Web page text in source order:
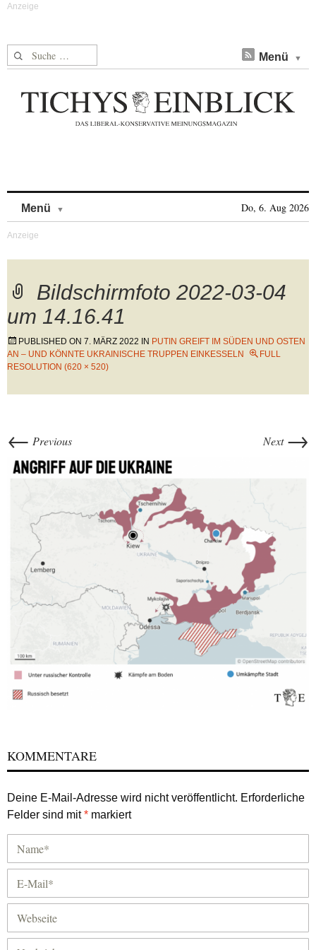
Suche nach: Menü
Menü Do, 6. Aug 2026
Bildschirmfoto 2022-03-04
um 14.16.41
PUBLISHED ON 7. MÄRZ 2022 IN PUTIN GREIFT IM SÜDEN UND OSTEN
AN – UND KÖNNTE UKRAINISCHE TRUPPEN EINKESSELN
FULL
RESOLUTION (620 × 520)
← Previous Next →
KOMMENTARE
Deine E-Mail-Adresse wird nicht veröffentlicht. Erforderliche
Felder sind mit* markiert